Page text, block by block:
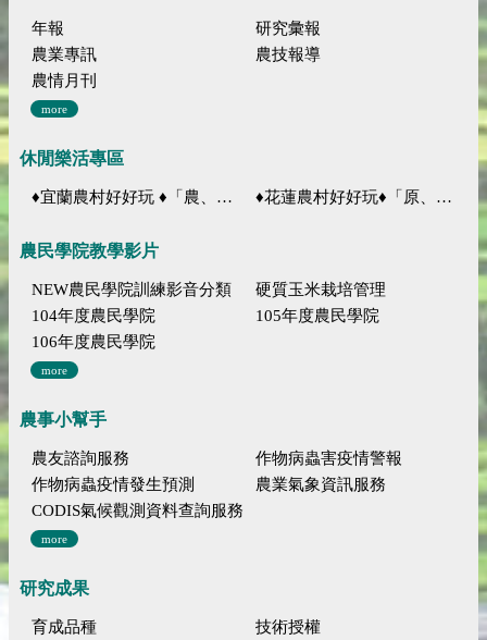
年報
研究彙報
農業專訊
農技報導
農情月刊
more
休閒樂活專區
♦宜蘭農村好好玩 ♦「農、藝、山、水」四條遊程推薦 ♦花蓮農村好好玩♦「原、生、慢、活」四條遊程推薦
農民學院教學影片
NEW農民學院訓練影音分類
硬質玉米栽培管理
104年度農民學院
105年度農民學院
106年度農民學院
more
農事小幫手
農友諮詢服務
作物病蟲害疫情警報
作物病蟲疫情發生預測
農業氣象資訊服務
CODIS氣候觀測資料查詢服務
more
研究成果
育成品種 技術授權